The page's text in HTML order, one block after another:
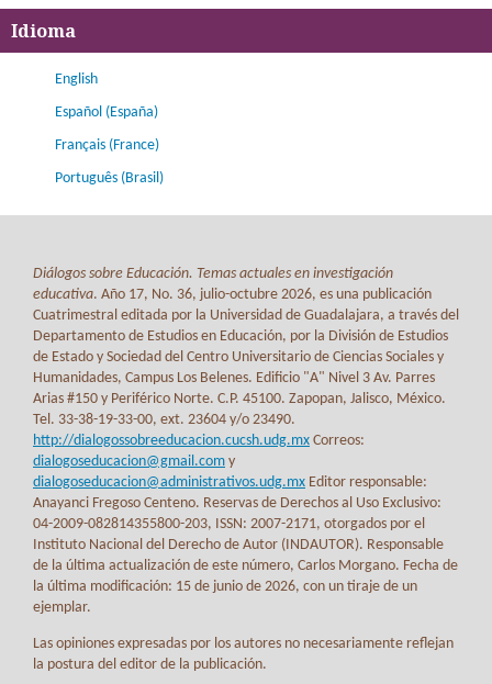
Idioma
English
Español (España)
Français (France)
Português (Brasil)
Diálogos sobre Educación. Temas actuales en investigación
educativa. Año 17, No. 36, julio-octubre 2026, es una publicación
Cuatrimestral editada por la Universidad de Guadalajara, a través del
Departamento de Estudios en Educación, por la División de Estudios
de Estado y Sociedad del Centro Universitario de Ciencias Sociales y
Humanidades, Campus Los Belenes. Edificio "A" Nivel 3 Av. Parres
Arias #150 y Periférico Norte. C.P. 45100. Zapopan, Jalisco, México.
Tel. 33-38-19-33-00, ext. 23604 y/o 23490.
http://dialogossobreeducacion.cucsh.udg.mx Correos:
dialogoseducacion@gmail.com y
dialogoseducacion@administrativos.udg.mx Editor responsable:
Anayanci Fregoso Centeno. Reservas de Derechos al Uso Exclusivo:
04-2009-082814355800-203, ISSN: 2007-2171, otorgados por el
Instituto Nacional del Derecho de Autor (INDAUTOR). Responsable
de la última actualización de este número, Carlos Morgano. Fecha de
la última modificación: 15 de junio de 2026, con un tiraje de un
ejemplar.
Las opiniones expresadas por los autores no necesariamente reflejan
la postura del editor de la publicación.